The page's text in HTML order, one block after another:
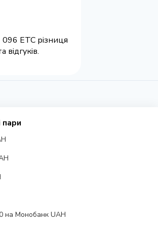
ETC різниця
пари
на Монобанк UAH